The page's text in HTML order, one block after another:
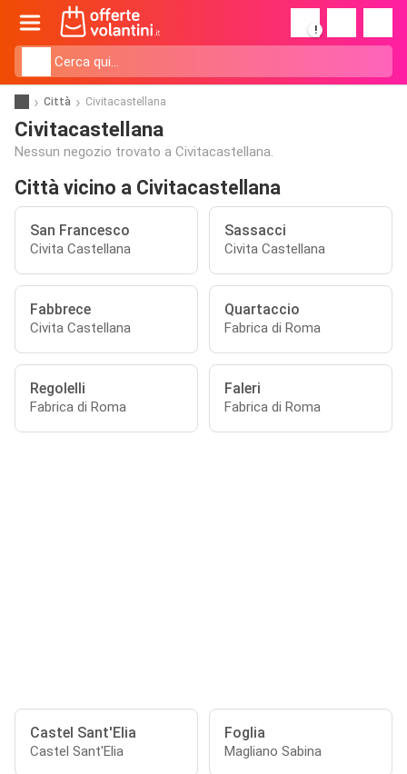
!
Città Civitacastellana
Civitacastellana
Nessun negozio trovato a Civitacastellana.
Città vicino a Civitacastellana
San Francesco
Civita Castellana
Sassacci
Civita Castellana
Fabbrece
Civita Castellana
Quartaccio
Fabrica di Roma
Regolelli
Fabrica di Roma
Faleri
Fabrica di Roma
Castel Sant'Elia
Castel Sant'Elia
Foglia
Magliano Sabina